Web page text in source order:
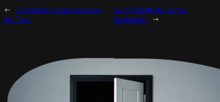
← Le château hanté de Blandy-
les-Tours
Le fort hanté de Sainte-
Marguerite →